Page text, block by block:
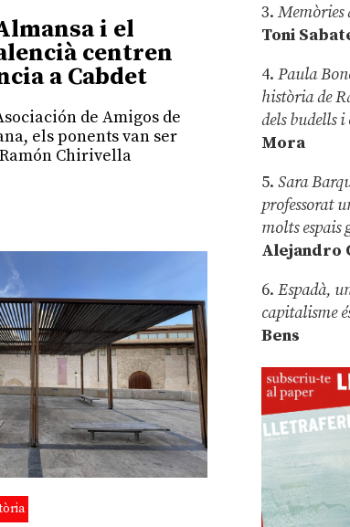
i el
centren
a Cabdet
de Amigos de
els ponents van ser
Chirivella
3.Memòries
Toni
4.Paula
història de
dels budells i
Mora
5.Sara
professorat
molts espais
Alejandro
6.Espadà,
capitalisme
Bens